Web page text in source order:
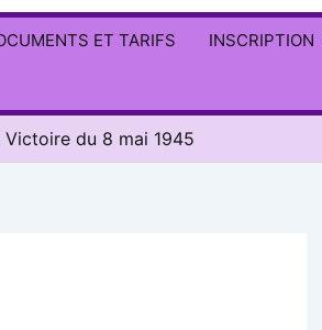
ET TARIFS INSCRIPTION
du 8 mai 1945